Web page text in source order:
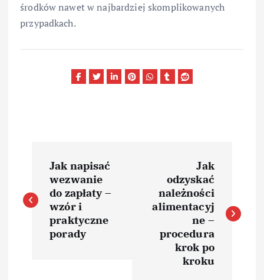
środków nawet w najbardziej skomplikowanych
przypadkach.
a
w
Jak napisać
wezwanie
do zapłaty –
wzór i
praktyczne
porady
Jak
odzyskać
należności
alimentacyj
ne –
procedura
krok po
kroku